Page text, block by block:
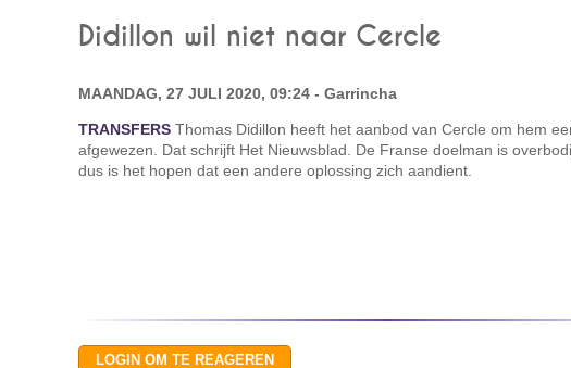
Didillon wil niet naar Cercle
MAANDAG, 27 JULI 2020, 09:24 - Garrincha
TRANSFERS Thomas Didillon heeft het aanbod van Cercle om hem
afgewezen. Dat schrijft Het Nieuwsblad. De Franse doelman is
dus is het hopen dat een andere oplossing zich aandient.